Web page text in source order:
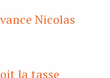
Nicolas
la tasse